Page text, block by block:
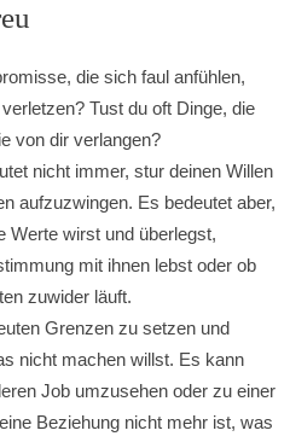
die sich faul anfühlen,
Tust du oft Dinge, die
von dir verlangen?
nicht immer, stur deinen Willen
aufzuzwingen. Es bedeutet aber,
Werte wirst und überlegst,
mit ihnen lebst oder ob
zuwider läuft.
Grenzen zu setzen und
nicht machen willst. Es kann
Job umzusehen oder zu einer
Beziehung nicht mehr ist, was